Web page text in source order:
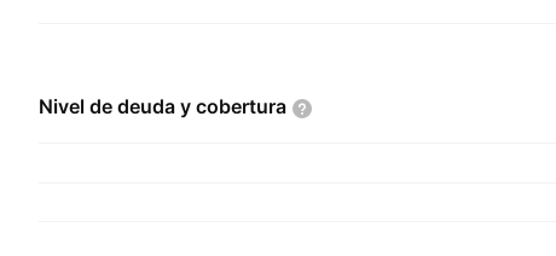
Nivel de deuda y cobertura